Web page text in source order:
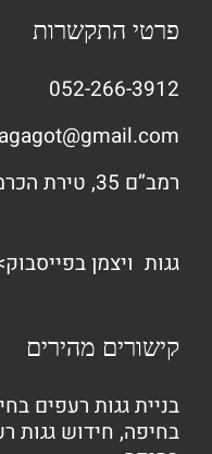
פרטי התקשרות
052-266-3912
רמב”ם 35, טירת הכרמל
גגות ויצמן
קישורים מהירים
בניית גגות רעפים
בחיפה, חידוש גגות